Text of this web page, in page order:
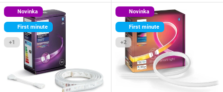
Novinka
First minute
+1
Novinka
First minute
+2